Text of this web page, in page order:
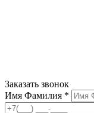
Заказать звонок
Имя Фамилия *